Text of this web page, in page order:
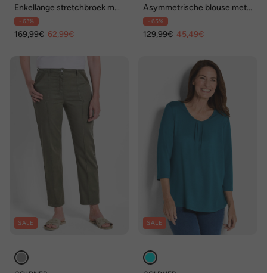
Enkellange stretchbroek met
print LOUISA
- 63%
169,99€ 62,99€
Asymmetrische blouse met
glanzend garen
- 65%
129,99€ 45,49€
SALE SALE